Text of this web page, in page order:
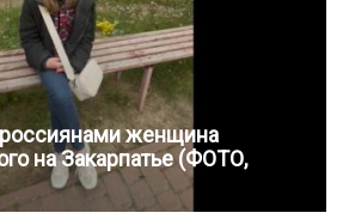
женщина
на Закарпатье (ФОТО,